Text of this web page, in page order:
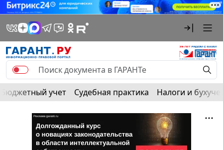
Бюджетный учет Судебная практика Налоги и